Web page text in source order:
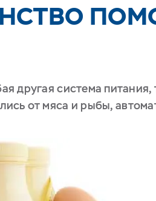
другая система
от мяса и рыбы,